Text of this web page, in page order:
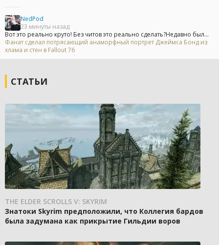
NedPod
23 минуты назад
Вот это реально круто! Без читов это реально сделать?Недавно был...
Фанат сделал потрясающий анаморфный портрет Джеймса Бонд из
хлама и стен в Fallout 76
СТАТЬИ
THE ELDER SCROLLS V: SKYRIM
Знатоки Skyrim предположили, что Коллегия бардов
была задумана как прикрытие Гильдии воров